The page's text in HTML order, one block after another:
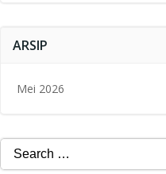
ARSIP
Mei 2026
Search
for: